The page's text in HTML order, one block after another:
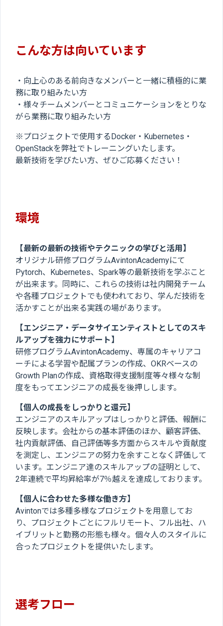
こんな方は向いています
・向上心のある前向きなメンバーと一緒に積極的に業
務に取り組みたい方
・様々チームメンバーとコミュニケーションをとりな
がら業務に取り組みたい方
※プロジェクトで使用するDocker・Kubernetes・
OpenStackを弊社でトレーニングいたします。
最新技術を学びたい方、ぜひご応募ください！
環境
【最新の最新の技術やテクニックの学びと活用】
オリジナル研修プログラムAvintonAcademyにて
Pytorch、Kubernetes、Spark等の最新技術を学ぶこと
が出来ます。同時に、これらの技術は社内開発チーム
や各種プロジェクトでも使われており、学んだ技術を
活かすことが出来る実践の場があります。
【エンジニア・データサイエンティストとしてのスキ
ルアップを強力にサポート】
研修プログラムAvintonAcademy、専属のキャリアコ
ーチによる学習や配属プランの作成、OKRベースの
Growth Planの作成、資格取得支援制度等々様々な制
度をもってエンジニアの成長を後押しします。
【個人の成長をしっかりと還元】
エンジニアのスキルアップはしっかりと評価、報酬に
反映します。会社からの基本評価のほか、顧客評価、
社内貢献評価、自己評価等多方面からスキルや貢献度
を測定し、エンジニアの努力を余すことなく評価して
います。エンジニア達のスキルアップの証明として、
2年連続で平均昇給率が7％越えを達成しております。
【個人に合わせた多様な働き方】
Avintonでは多種多様なプロジェクトを用意してお
り、プロジェクトごとにフルリモート、フル出社、ハ
イブリットと勤務の形態も様々。個々人のスタイルに
合ったプロジェクトを提供いたします。
選考フロー